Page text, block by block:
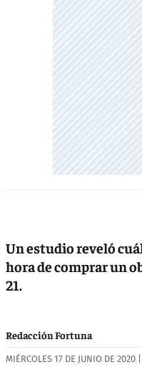
Un estudio reveló
hora de comprar un
21.
Redacción Fortuna
MIÉRCOLES 17 DE JUNIO DE 2020